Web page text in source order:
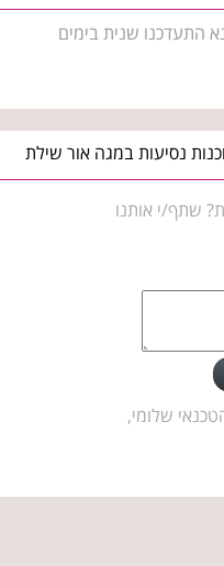
התעדכנו שנית בימים
נסיעות במגה אור שילת
שתף/י אותנו
שלומי,